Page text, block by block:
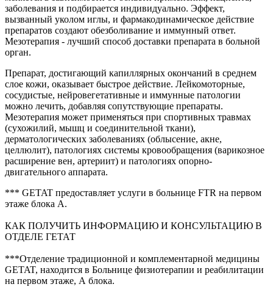
заболевания и подбирается индивидуально. Эффект,
вызванный уколом иглы, и фармакодинамическое действие
препаратов создают обезболивание и иммунный ответ.
Мезотерапия - лучший способ доставки препарата в больной
орган.
Препарат, достигающий капиллярных окончаний в среднем
слое кожи, оказывает быстрое действие. Лейкомоторные,
сосудистые, нейровегетативные и иммунные патологии
можно лечить, добавляя сопутствующие препараты.
Мезотерапия может применяться при спортивных травмах
(сухожилий, мышц и соединительной ткани),
дерматологических заболеваниях (облысение, акне,
целлюлит), патологиях системы кровообращения (варикозное
расширение вен, артериит) и патологиях опорно-
двигательного аппарата.
*** GETAT предоставляет услуги в больнице FTR на первом
этаже блока A.
КАК ПОЛУЧИТЬ ИНФОРМАЦИЮ И КОНСУЛЬТАЦИЮ В
ОТДЕЛЕ ГЕТАТ
***Отделение традиционной и комплементарной медицины
GETAT, находится в Больнице физиотерапии и реабилитации
на первом этаже, А блока.